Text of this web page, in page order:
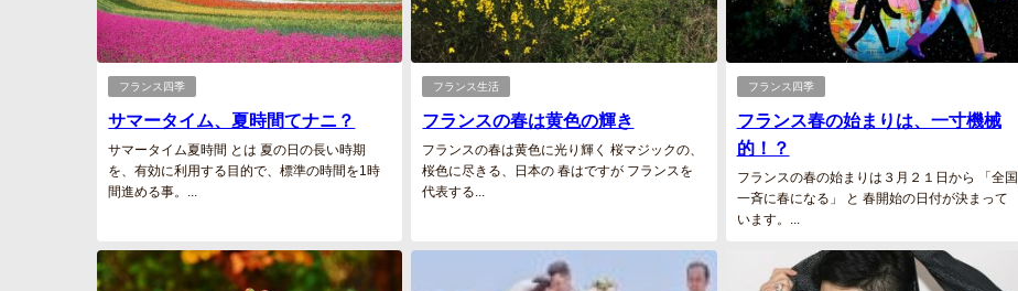
フランス四季
サマータイム、夏時間てナニ？
サマータイム夏時間 とは 夏の日の長い時期
を、有効に利用する目的で、標準の時間を1時
間進める事。...
フランス生活
フランスの春は黄色の輝き
フランスの春は黄色に光り輝く 桜マジックの、
桜色に尽きる、日本の 春はですが フランスを
代表する...
フランス四季
フランス春の始まりは、一寸機械
的！？
フランスの春の始まりは３月２１日から 「全国
一斉に春になる」 と 春開始の日付が決まって
います。...